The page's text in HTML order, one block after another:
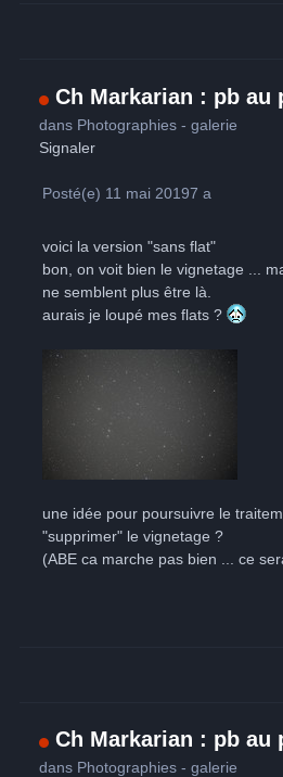
Ch Markarian : pb au
dans Photographies - galerie
Signaler
Posté(e) 11 mai 20197 a
voici la version "sans flat"
bon, on voit bien le vignetage ...
ne semblent plus être là.
aurais je loupé mes flats ?
une idée pour poursuivre le
"supprimer" le vignetage ?
(ABE ca marche pas bien ... ce
Ch Markarian : pb au
dans Photographies - galerie